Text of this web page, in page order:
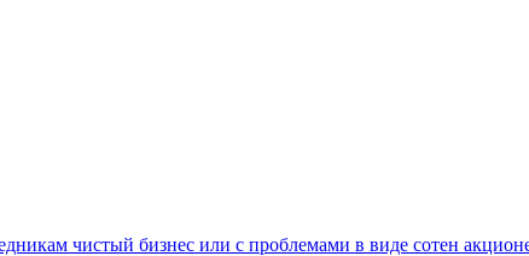
чистый бизнес или с проблемами в виде сотен